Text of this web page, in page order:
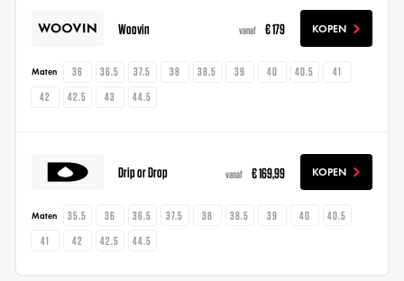
Woovin vanaf € 179 KOPEN
Maten 36 36.5 37.5 38 38.5 39 40 40.5
41
42
42.5 43 44.5
Drip or Drop vanaf € 169,99 KOPEN
Maten 35.5 36 36.5 37.5 38 38.5 39 40
40.5
41
42 42.5 44.5